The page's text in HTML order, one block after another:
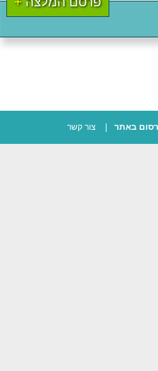
באתר צור קשר